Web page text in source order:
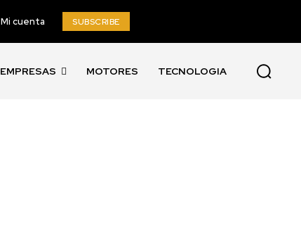
Mi cuenta SUBSCRIBE
EMPRESAS MOTORES TECNOLOGIA